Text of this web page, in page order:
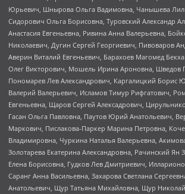
Юрьевич, Шнырова Ольга Вадимовна, Чанышева
Сидорович Ольга Борисовна, Туровский Александр
Анастасия Евгеньевна, Ривина Анна Валерьевна,
Николаевич, Дугин Сергей Георгиевич, Пивоваров
Аверин Виталий Евгеньевич, Барахоев Магомед
Олег Викторович, Мошель Ирина Ароновна, Шведов
Пономарев Лев Александрович, Каргалицкий Борис
Валерий Валерьевич, Исламов Тимур Рифгатович,
Евгеньевна, Щаров Сергей Алексадрович,
Гасан Ольга Павловна, Паутов Юрий Анатольевич,
Маркович, Пислакова-Паркер Марина Петровна,
Владимировна, Чуркина Наталья Валерьевна,
Золотарева Екатерина Александровна, Рачинский Ян
Елена Борисовна, Гудков Лев Дмитриевич,
Саранг Анна Васильевна, Захарова Светлана
Анатольевич, Щур Татьяна Михайловна, Щур Николай